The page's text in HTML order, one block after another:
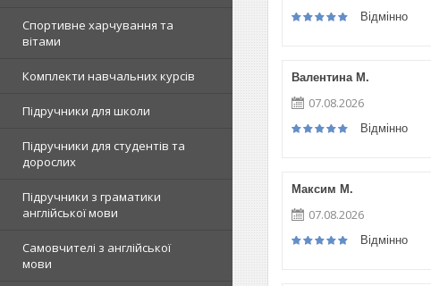
Спортивне харчування та
вітами
Комплекти навчальних курсів
Підручники для школи
Підручники для студентів та
дорослих
Підручники з граматики
англійської мови
Самовчителі з англійської
мови
Відмінно
Валентина М.
07.08.2026
Відмінно
Максим М.
07.08.2026
Відмінно